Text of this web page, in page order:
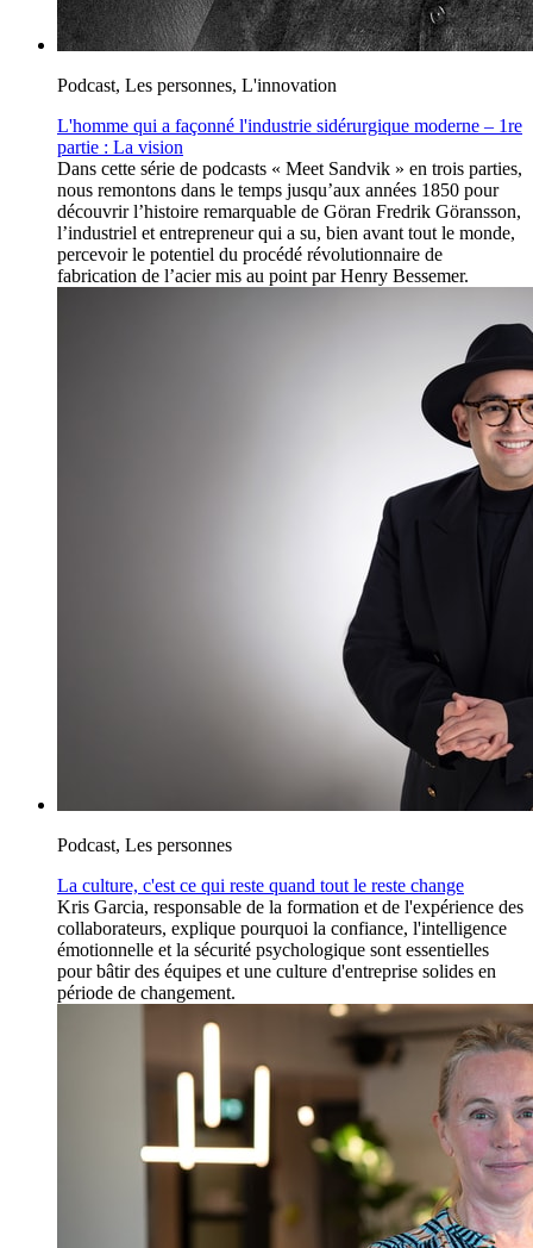
Podcast, Les personnes, L'innovation
L'homme qui a façonné l'industrie sidérurgique moderne – 1re
partie : La vision
Dans cette série de podcasts « Meet Sandvik » en trois parties,
nous remontons dans le temps jusqu’aux années 1850 pour
découvrir l’histoire remarquable de Göran Fredrik Göransson,
l’industriel et entrepreneur qui a su, bien avant tout le monde,
percevoir le potentiel du procédé révolutionnaire de
fabrication de l’acier mis au point par Henry Bessemer.
Podcast, Les personnes
La culture, c'est ce qui reste quand tout le reste change
Kris Garcia, responsable de la formation et de l'expérience des
collaborateurs, explique pourquoi la confiance, l'intelligence
émotionnelle et la sécurité psychologique sont essentielles
pour bâtir des équipes et une culture d'entreprise solides en
période de changement.